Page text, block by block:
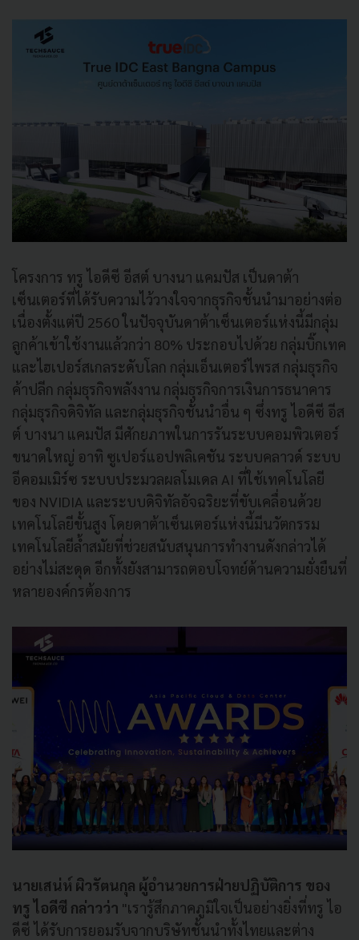
โครงการ ทรู ไอดีซี อีสต์ บางนา แคมปัส เป็นดาต้า
เซ็นเตอร์ที่ได้รับความไว้วางใจจากธุรกิจชั้นนำมาอย่างต่อ
เนื่องตั้งแต่ปี 2560 ในปัจจุบันดาต้าเซ็นเตอร์แห่งนี้มีกลุ่ม
ลูกค้าเข้าใช้งานแล้วกว่า 80% ประกอบไปด้วย กลุ่มบิ๊กเทค
และไฮเปอร์สเกลระดับโลก กลุ่มเอ็นเตอร์ไพรส กลุ่มธุรกิจ
ค้าปลีก กลุ่มธุรกิจพลังงาน กลุ่มธุรกิจการเงินการธนาคาร
กลุ่มธุรกิจดิจิทัล และกลุ่มธุรกิจชั้นนำอื่น ๆ ซึ่งทรู ไอดีซี อีส
ต์ บางนา แคมปัส มีศักยภาพในการรันระบบคอมพิวเตอร์
ขนาดใหญ่ อาทิ ซูเปอร์แอปพลิเคชัน ระบบคลาวด์ ระบบ
อีคอมเมิร์ซ ระบบประมวลผลโมเดล AI ที่ใช้เทคโนโลยี
ของ NVIDIA และระบบดิจิทัลอัจฉริยะที่ขับเคลื่อนด้วย
เทคโนโลยีขั้นสูง โดยดาต้าเซ็นเตอร์แห่งนี้มีนวัตกรรม
เทคโนโลยีล้ำสมัยที่ช่วยสนับสนุนการทำงานดังกล่าวได้
อย่างไม่สะดุด อีกทั้งยังสามารถตอบโจทย์ด้านความยั่งยืนที่
หลายองค์กรต้องการ
นายเสน่ห์ ผิวรัตนกุล ผู้อำนวยการฝ่ายปฏิบัติการ ของ
ทรู ไอดีซี กล่าวว่า "เรารู้สึกภาคภูมิใจเป็นอย่างยิ่งที่ทรู ไอ
ดีซี ได้รับการยอมรับจากบริษัทชั้นนำทั้งไทยและต่าง